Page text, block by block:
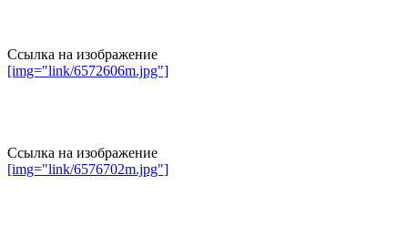
Ссылка на изображение
[img="link/6572606m.jpg"]
Ссылка на изображение
[img="link/6576702m.jpg"]